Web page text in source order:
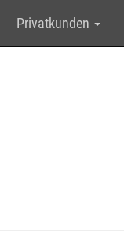
Privatkunden